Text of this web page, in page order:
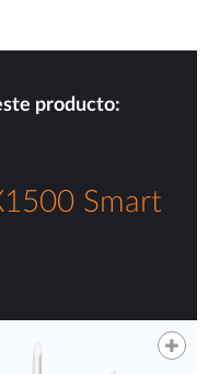
producto:
Smart